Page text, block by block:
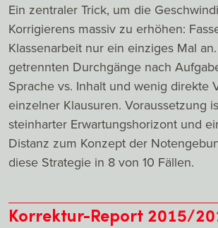
Ein zentraler Trick, um die
Korrigierens massiv zu erhöhen:
Klassenarbeit nur ein einziges Mal
getrennten Durchgänge nach
Sprache vs. Inhalt und wenig direkte
einzelner Klausuren. Voraussetzung
steinharter Erwartungshorizont und
Distanz zum Konzept der
diese Strategie in 8 von 10 Fällen.
Korrektur-Report 2015/